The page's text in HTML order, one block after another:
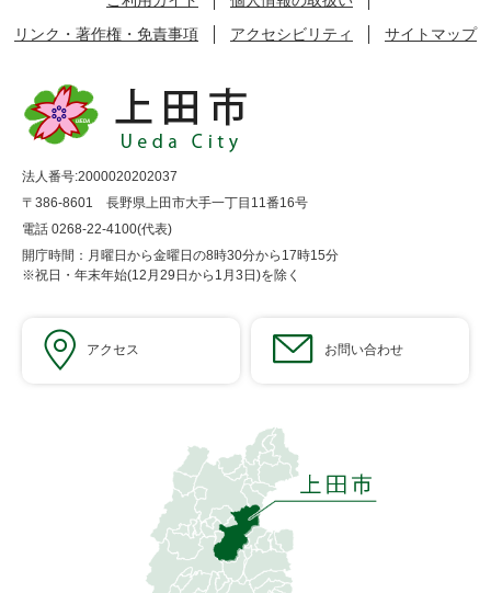
リンク・著作権・免責事項
アクセシビリティ サイトマップ
法人番号:2000020202037
〒386-8601 長野県上田市大手一丁目11番16号
電話 0268-22-4100(代表)
開庁時間：月曜日から金曜日の8時30分から17時15分
※祝日・年末年始(12月29日から1月3日)を除く
アクセス お問い合わせ